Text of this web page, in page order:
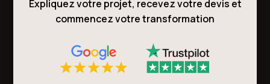
Expliquez votre projet, recevez votre devis et
commencez votre transformation